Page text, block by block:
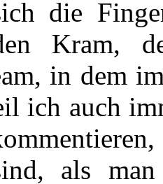
die
Kram,
in dem
ich auch
als